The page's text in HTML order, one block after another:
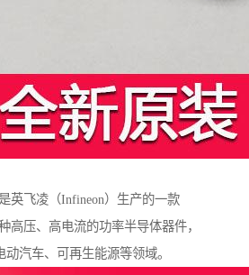
英飞凌（Infineon）生产的一款
高压、高电流的功率半导体器件，
汽车、可再生能源等领域。